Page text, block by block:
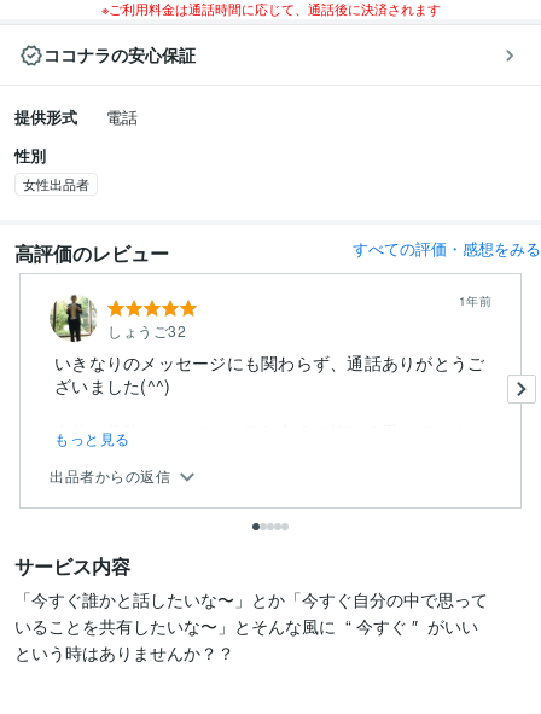
※ご利用料金は通話時間に応じて、通話後に決済されます
ココナラの安心保証
提供形式
電話
性別
女性出品者
高評価のレビュー すべての評価・感想をみる
しょうご32
1年前
いきなりのメッセージにも関わらず、通話ありがとうご
ざいました(^^)
自分の趣味についてシェアし合えて嬉しく思っていま...
もっと見る
出品者からの返信
サービス内容
「今すぐ誰かと話したいな〜」とか「今すぐ自分の中で思って
いることを共有したいな〜」とそんな風に  “ 今すぐ ″  がいい
という時はありませんか？？